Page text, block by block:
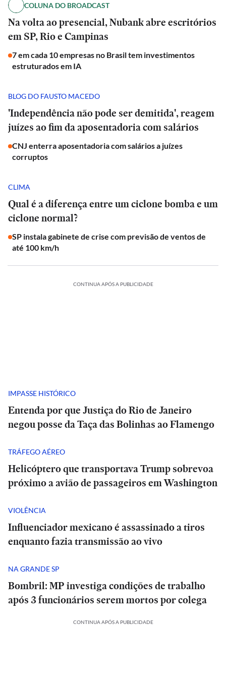
COLUNA DO BROADCAST
Na volta ao presencial, Nubank abre escritórios
em SP, Rio e Campinas
7 em cada 10 empresas no Brasil tem investimentos
estruturados em IA
BLOG DO FAUSTO MACEDO
'Independência não pode ser demitida', reagem
juízes ao fim da aposentadoria com salários
CNJ enterra aposentadoria com salários a juízes
corruptos
CLIMA
Qual é a diferença entre um ciclone bomba e um
ciclone normal?
SP instala gabinete de crise com previsão de ventos de
até 100 km/h
CONTINUA APÓS A PUBLICIDADE
IMPASSE HISTÓRICO
Entenda por que Justiça do Rio de Janeiro
negou posse da Taça das Bolinhas ao Flamengo
TRÁFEGO AÉREO
Helicóptero que transportava Trump sobrevoa
próximo a avião de passageiros em Washington
VIOLÊNCIA
Influenciador mexicano é assassinado a tiros
enquanto fazia transmissão ao vivo
NA GRANDE SP
Bombril: MP investiga condições de trabalho
após 3 funcionários serem mortos por colega
CONTINUA APÓS A PUBLICIDADE